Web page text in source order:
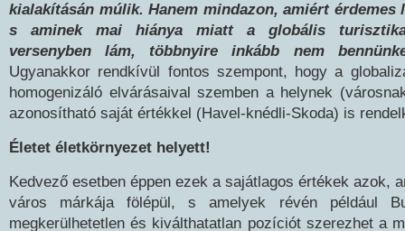
kialakításán múlik. Hanem mindazon, amiért érdemes
s aminek mai hiánya miatt a globális
versenyben lám, többnyire inkább nem
Ugyanakkor rendkívül fontos szempont, hogy a
homogenizáló elvárásaival szemben a helynek
azonosítható saját értékkel (Havel-knédli-Skoda) is
Életet életkörnyezet helyett!
Kedvező esetben éppen ezek a sajátlagos értékek azok,
város márkája fölépül, s amelyek révén például
megkerülhetetlen és kiválthatatlan pozíciót szerezhet a